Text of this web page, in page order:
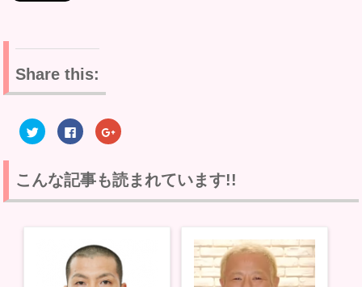
Share this:
ク
リ
て
T
w
i
F
a
o
o
k
で
る
に
ク
リ
ク
リ
て
G
o
o
で
共
有
(
こんな記事も読まれています!!